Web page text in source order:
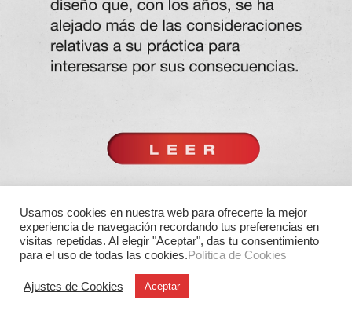
Usamos cookies en nuestra web para ofrecerte la mejor
experiencia de navegación recordando tus preferencias en
visitas repetidas. Al elegir "Aceptar", das tu consentimiento
para el uso de todas las cookies.Política de Cookies
Ajustes de Cookies Aceptar